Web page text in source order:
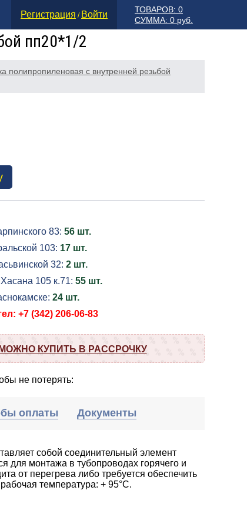
ТОВАРОВ: 0
СУММА: 0 руб.
Регистрация / Войти
пп20*1/2
полипропиленовая с внутренней резьбой
83: 56 шт.
103: 17 шт.
32: 2 шт.
105 к.71: 55 шт.
24 шт.
+7 (342) 206-06-83
МОЖНО КУПИТЬ В РАССРОЧКУ
не потерять:
оплаты Документы
собой соединительный элемент
для монтажа в тубопроводах горячего и
от перегрева либо требуется обеспечить
температура: + 95°С.